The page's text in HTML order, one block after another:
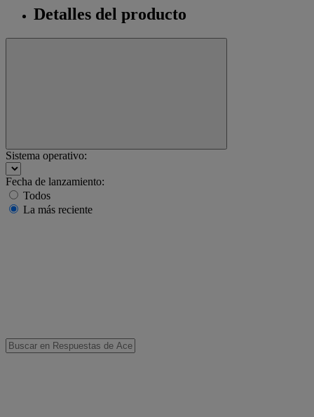
Detalles del producto
Sistema operativo:
Fecha de lanzamiento:
Todos
La más reciente